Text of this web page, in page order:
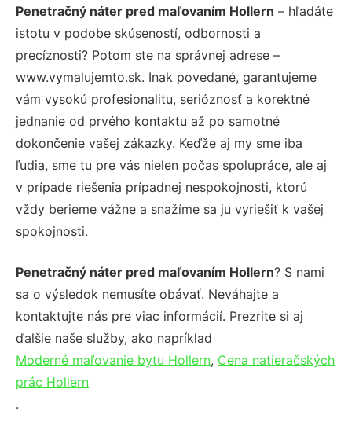
Penetračný náter pred maľovaním Hollern – hľadáte
istotu v podobe skúseností, odbornosti a
precíznosti? Potom ste na správnej adrese –
www.vymalujemto.sk. Inak povedané, garantujeme
vám vysokú profesionalitu, serióznosť a korektné
jednanie od prvého kontaktu až po samotné
dokončenie vašej zákazky. Keďže aj my sme iba
ľudia, sme tu pre vás nielen počas spolupráce, ale aj
v prípade riešenia prípadnej nespokojnosti, ktorú
vždy berieme vážne a snažíme sa ju vyriešiť k vašej
spokojnosti.
Penetračný náter pred maľovaním Hollern? S nami
sa o výsledok nemusíte obávať. Neváhajte a
kontaktujte nás pre viac informácií. Prezrite si aj
ďalšie naše služby, ako napríklad
Moderné maľovanie bytu Hollern, Cena natieračských
prác Hollern
.